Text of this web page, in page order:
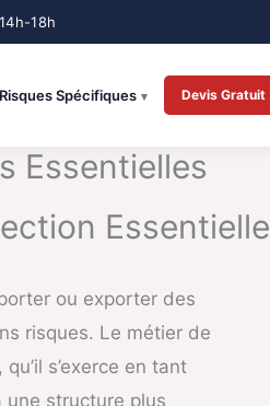
Risques Spécifiques Devis Gratuit
Essentielles
Essentielle
ou exporter des
risques. Le métier de
s’exerce en tant
une structure plus